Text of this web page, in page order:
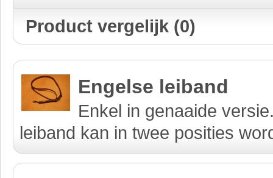
Product vergelijk (0)
Engelse leiband
Enkel in genaaide
leiband kan in twee posities